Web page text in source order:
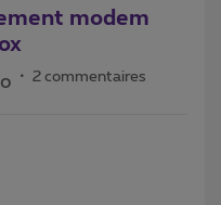
modem
2 commentaires